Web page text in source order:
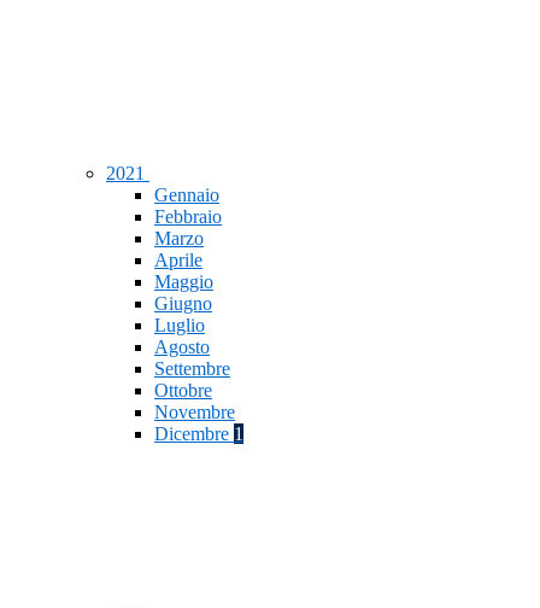
2021
Gennaio
Febbraio
Marzo
Aprile
Maggio
Giugno
Luglio
Agosto
Settembre
Ottobre
Novembre
Dicembre 1